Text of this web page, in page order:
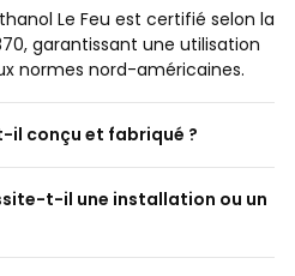
Le Feu est certifié selon la
garantissant une utilisation
normes nord-américaines.
il conçu et fabriqué ?
t-il une installation ou un